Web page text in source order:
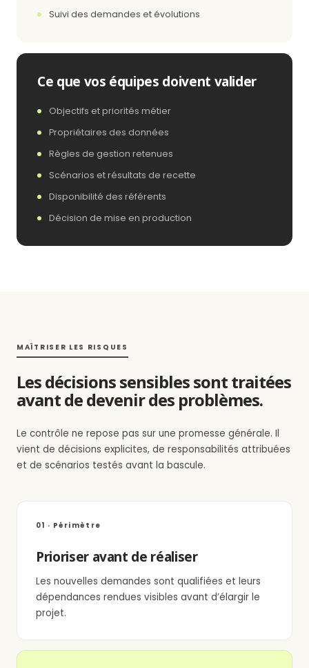
Suivi des demandes et évolutions
Ce que vos équipes doivent valider
Objectifs et priorités métier
Propriétaires des données
Règles de gestion retenues
Scénarios et résultats de recette
Disponibilité des référents
Décision de mise en production
MAÎTRISER LES RISQUES
Les décisions sensibles sont traitées
avant de devenir des problèmes.
Le contrôle ne repose pas sur une promesse générale. Il
vient de décisions explicites, de responsabilités attribuées
et de scénarios testés avant la bascule.
01 · Périmètre
Prioriser avant de réaliser
Les nouvelles demandes sont qualifiées et leurs
dépendances rendues visibles avant d’élargir le
projet.